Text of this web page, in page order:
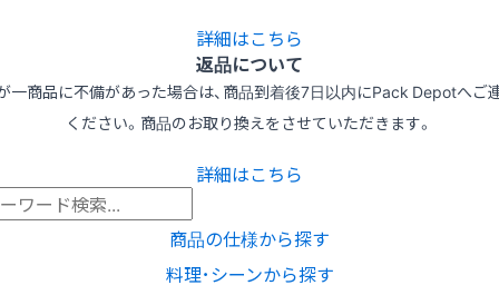
詳細はこちら
返品について
一商品に不備があった場合は、商品到着後7日以内にPack Depotへご
ください。商品のお取り換えをさせていただきます。
詳細はこちら
商品の仕様から探す
料理･シーンから探す